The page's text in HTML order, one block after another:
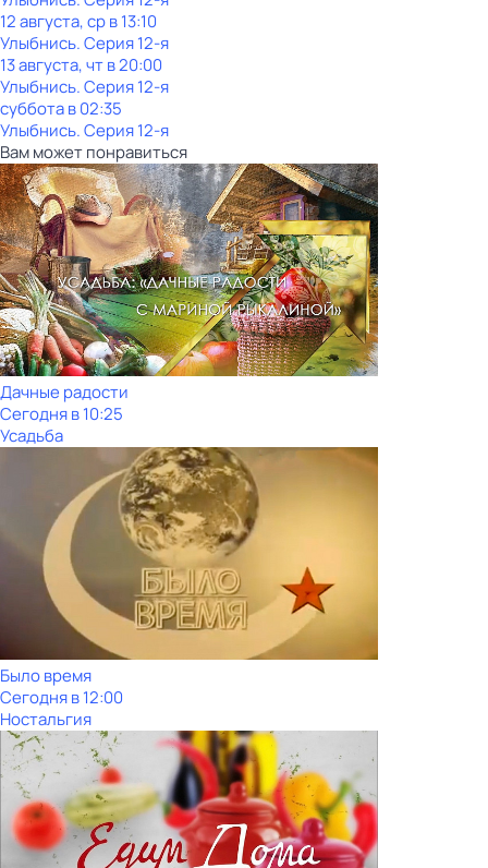
12 августа, ср в 13:10
Улыбнись. Серия 12-я
13 августа, чт в 20:00
Улыбнись. Серия 12-я
субботав02:35
Улыбнись. Серия 12-я
Вам может понравиться
Дачные радости
Сегодня в 10:25
Усадьба
Было время
Сегодня в 12:00
Ностальгия